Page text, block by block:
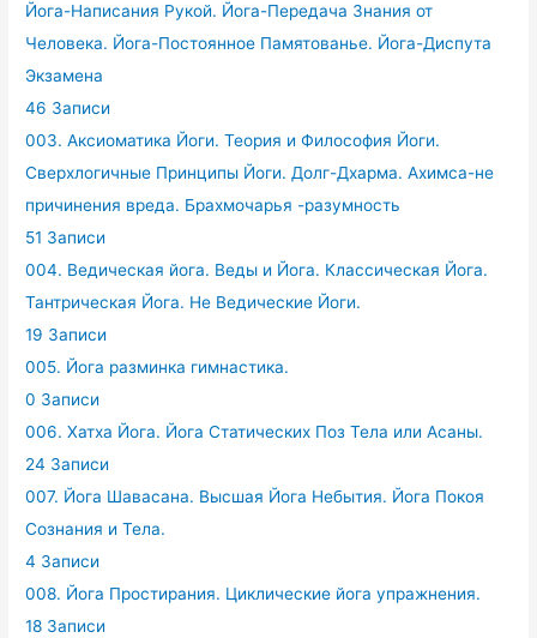
Йога-Написания Рукой. Йога-Передача Знания от
Человека. Йога-Постоянное Памятованье. Йога-Диспута
Экзамена
46 Записи
003. Аксиоматика Йоги. Теория и Философия Йоги.
Сверхлогичные Принципы Йоги. Долг-Дхарма. Ахимса-не
причинения вреда. Брахмочарья -разумность
51 Записи
004. Ведическая йога. Веды и Йога. Классическая Йога.
Тантрическая Йога. Не Ведические Йоги.
19 Записи
005. Йога разминка гимнастика.
0 Записи
006. Хатха Йога. Йога Статических Поз Тела или Асаны.
24 Записи
007. Йога Шавасана. Высшая Йога Небытия. Йога Покоя
Сознания и Тела.
4 Записи
008. Йога Простирания. Циклические йога упражнения.
18 Записи